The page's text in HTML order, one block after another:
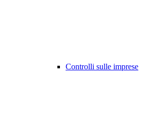
Controlli sulle imprese